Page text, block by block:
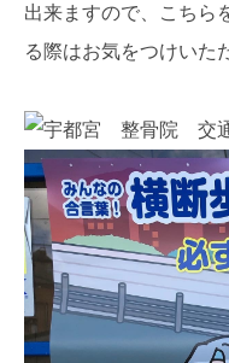
出来ますので、こちら
る際はお気をつけいた